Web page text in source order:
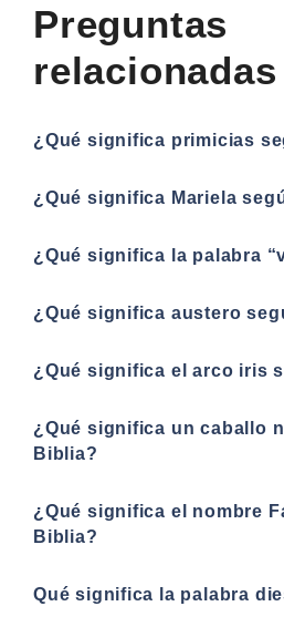
Preguntas
relacionadas
¿Qué significa primicias
¿Qué significa Mariela
¿Qué significa la palabra
¿Qué significa austero
¿Qué significa el arco iris
¿Qué significa un caballo
Biblia?
¿Qué significa el nombre
Biblia?
Qué significa la palabra